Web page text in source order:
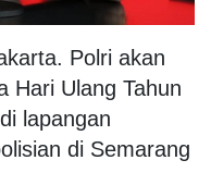
Polri akan
Hari Ulang Tahun
lapangan
di Semarang